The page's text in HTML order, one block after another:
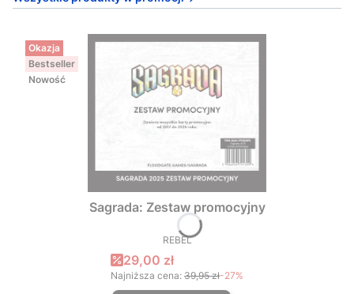
Okazja
Bestseller
Nowość
Sagrada: Zestaw promocyjny
PRODUCENT
REBEL
Cena promocyjna
29,00 zł
Najniższa cena: 39,95 zł-27%